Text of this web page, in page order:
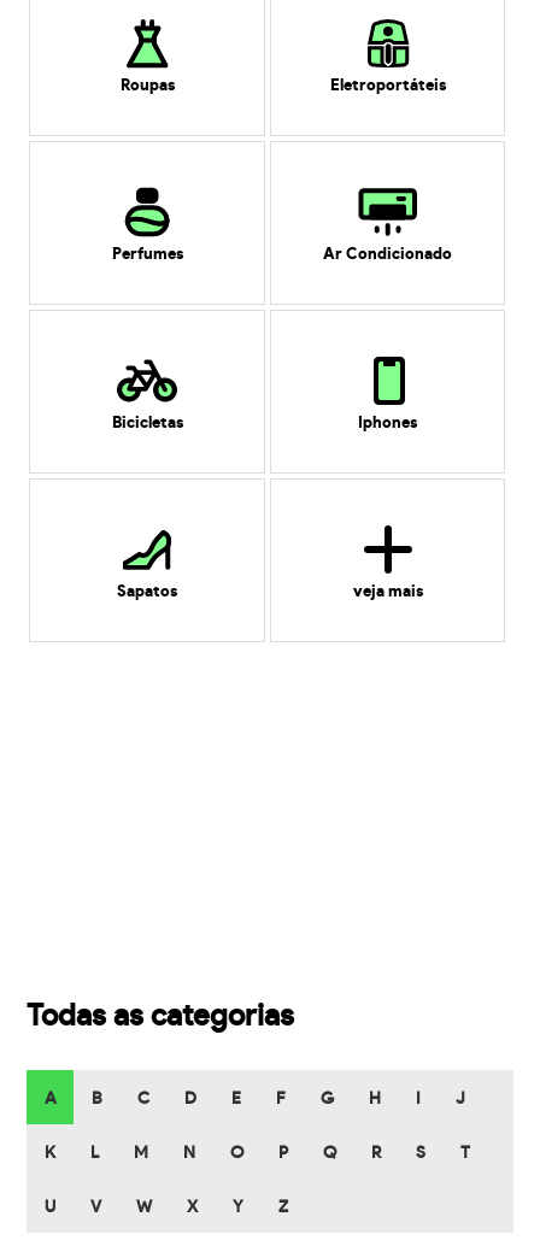
Roupas Eletroportáteis
Perfumes Ar Condicionado
Bicicletas Iphones
Sapatos veja mais
Todas as categorias
A B C D E F G H J
K L M N O P Q R S T
U V W X Y Z